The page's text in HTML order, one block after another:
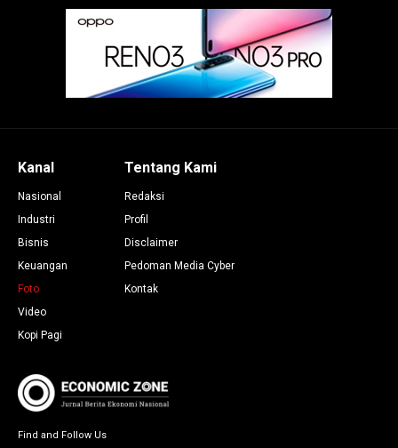
Kanal
Nasional
Industri
Bisnis
Keuangan
Foto
Video
Kopi Pagi
Tentang Kami
Redaksi
Profil
Disclaimer
Pedoman Media Cyber
Kontak
Find and Follow Us